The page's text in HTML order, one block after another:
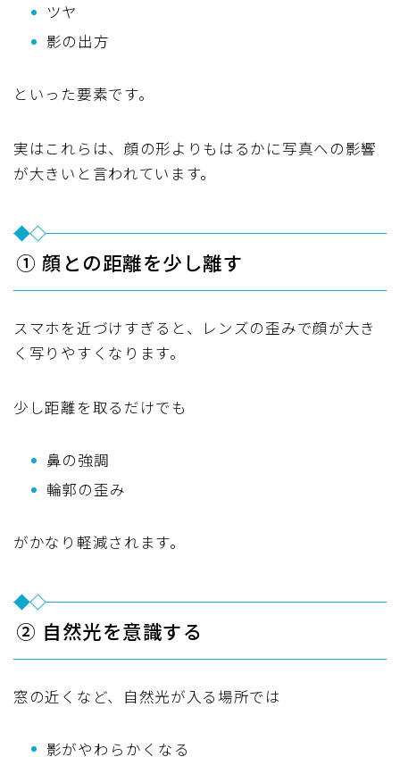
ツヤ
影の出方
といった要素です。
実はこれらは、顔の形よりもはるかに写真への影響
が大きいと言われています。
① 顔との距離を少し離す
スマホを近づけすぎると、レンズの歪みで顔が大き
く写りやすくなります。
少し距離を取るだけでも
鼻の強調
輪郭の歪み
がかなり軽減されます。
② 自然光を意識する
窓の近くなど、自然光が入る場所では
影がやわらかくなる